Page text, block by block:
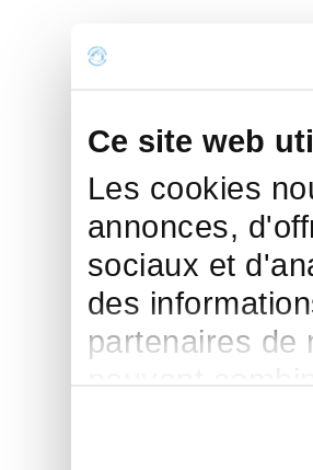
Ce site web
Les cookies
annonces,
sociaux et
des
partenaires de